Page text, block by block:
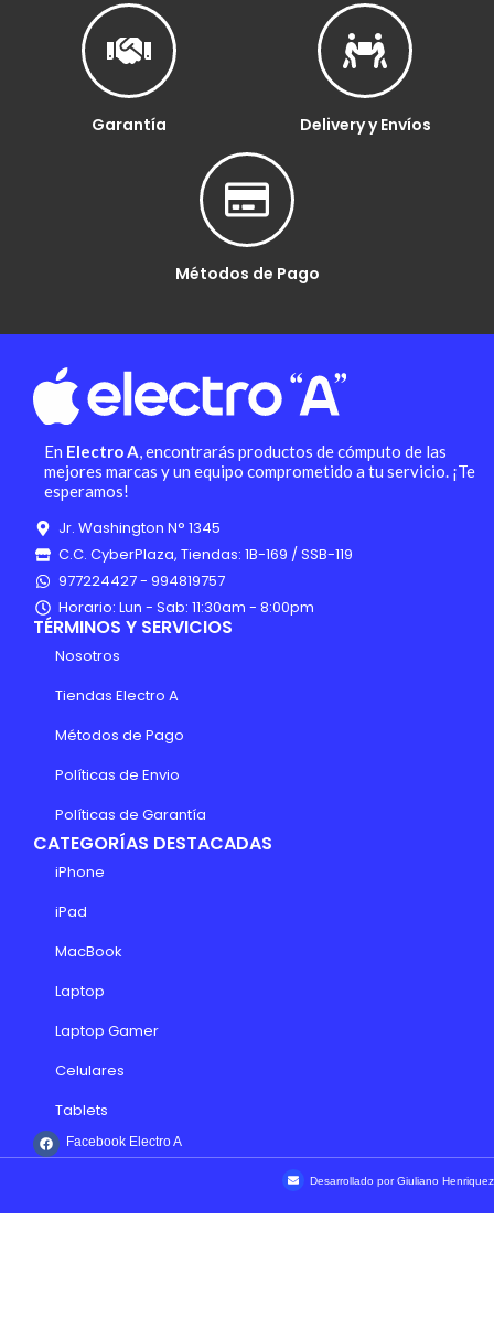
Garantía Delivery y Envíos
Métodos de Pago
En Electro A, encontrarás productos de cómputo de las
mejores marcas y un equipo comprometido a tu servicio. ¡Te
esperamos!
Jr. Washington N° 1345
C.C. CyberPlaza, Tiendas: 1B-169 / SSB-119
977224427 - 994819757
Horario: Lun - Sab: 11:30am - 8:00pm
TÉRMINOS Y SERVICIOS
Nosotros
Tiendas Electro A
Métodos de Pago
Políticas de Envio
Políticas de Garantía
CATEGORÍAS DESTACADAS
iPhone
iPad
MacBook
Laptop
Laptop Gamer
Celulares
Tablets
Facebook Electro A
Desarrollado por Giuliano Henriquez